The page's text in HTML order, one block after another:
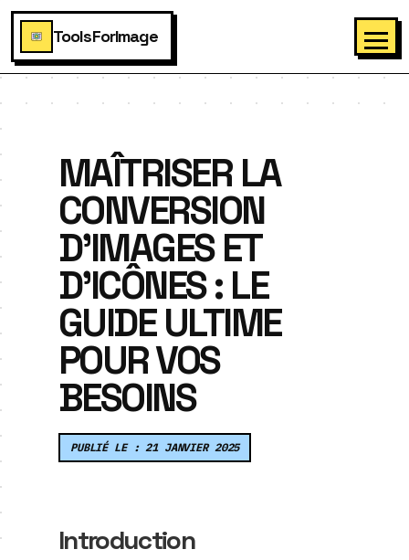
ToolsForImage
MAÎTRISER LA
CONVERSION
D'IMAGES ET
D'ICÔNES : LE
GUIDE ULTIME
POUR VOS
BESOINS
PUBLIÉ LE : 21 JANVIER 2025
Introduction